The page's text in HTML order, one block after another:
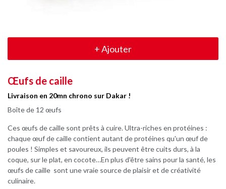
+Ajouter
Œufs de caille
Livraison en 20mn chrono sur Dakar !
Boîte de 12 œufs
Ces œufs de caille sont prêts à cuire. Ultra-riches en protéines :
chaque œuf de caille contient autant de protéines qu'un œuf de
poules ! Simples et savoureux, ils peuvent être cuits durs, à la
coque, sur le plat, en cocote…En plus d'être sains pour la santé, les
œufs de caille sont une vraie source de plaisir et de créativité
culinaire.